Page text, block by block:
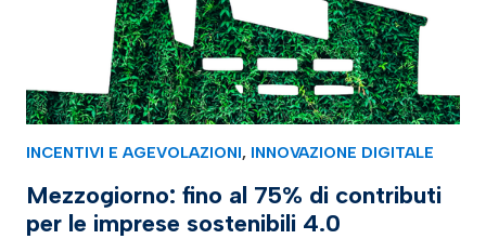
INCENTIVI E AGEVOLAZIONI, INNOVAZIONE DIGITALE
Mezzogiorno: fino al 75% di contributi
per le imprese sostenibili 4.0